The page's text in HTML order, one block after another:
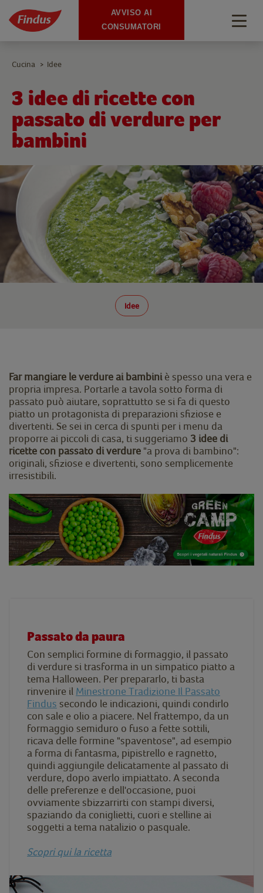
3 idee di ricette con
passato di verdure per
bambini
Idee
Cucina > Idee
Far mangiare le verdure ai bambini è spesso una vera e
propria impresa. Portarle a tavola sotto forma di
passato può aiutare, soprattutto se si fa di questo
piatto un protagonista di preparazioni sfiziose e
divertenti. Se sei in cerca di spunti per i menu da
proporre ai piccoli di casa, ti suggeriamo 3 idee di
ricette con passato di verdure "a prova di bambino":
originali, sfiziose e divertenti, sono semplicemente
irresistibili.
Passato da paura
Con semplici formine di formaggio, il passato
di verdure si trasforma in un simpatico piatto a
tema Halloween. Per prepararlo, ti basta
rinvenire il Minestrone Tradizione Il Passato
Findus secondo le indicazioni, quindi condirlo
con sale e olio a piacere. Nel frattempo, da un
formaggio semiduro o fuso a fette sottili,
ricava delle formine "spaventose", ad esempio
a forma di fantasma, pipistrello e ragnetto,
quindi aggiungile delicatamente al passato di
verdure, dopo averlo impiattato. A seconda
delle preferenze e dell'occasione, puoi
ovviamente sbizzarrirti con stampi diversi,
spaziando da coniglietti, cuori e stelline ai
soggetti a tema natalizio o pasquale.
Scopri qui la ricetta
AVVISO AI
CONSUMATORI